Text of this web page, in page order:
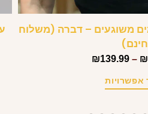
משוגעים – דברה (משלוח
חינם)
₪
–
₪139.99
אפשרויות